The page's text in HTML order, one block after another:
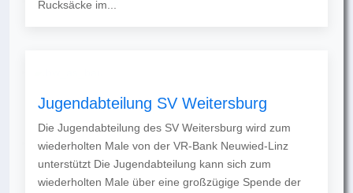
Rucksäcke im...
Jugendabteilung SV Weitersburg
Die Jugendabteilung des SV Weitersburg wird zum
wiederholten Male von der VR-Bank Neuwied-Linz
unterstützt Die Jugendabteilung kann sich zum
wiederholten Male über eine großzügige Spende der